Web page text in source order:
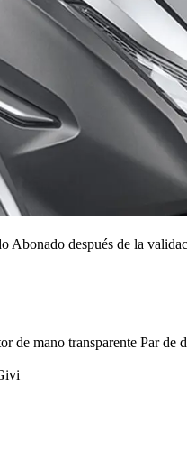
Abonado después de la
de mano transparente Par